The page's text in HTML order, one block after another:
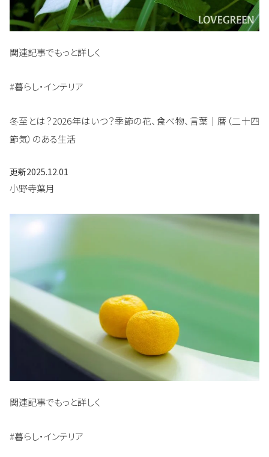
関連記事でもっと詳しく
#暮らし・インテリア
冬至とは？2026年はいつ？季節の花、食べ物、言葉｜暦（二十四
節気）のある生活
更新2025.12.01
小野寺葉月
関連記事でもっと詳しく
#暮らし・インテリア